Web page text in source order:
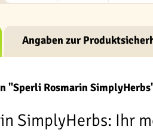
Angaben zur
"Sperli Rosmarin
SimplyHerbs: Ihr